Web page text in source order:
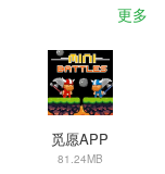
更多
觅愿APP
81.24MB